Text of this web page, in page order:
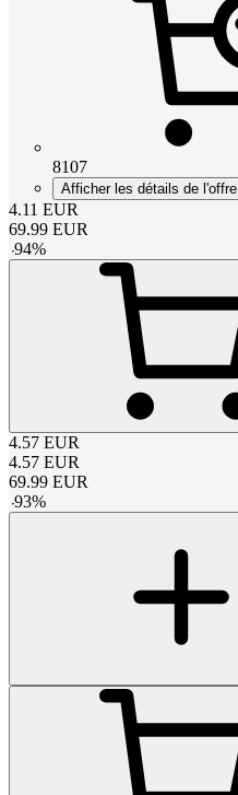
8107
Afficher les détails de l'offre
4.11 EUR
69.99 EUR
-94%
4.57 EUR
4.57 EUR
69.99 EUR
-93%